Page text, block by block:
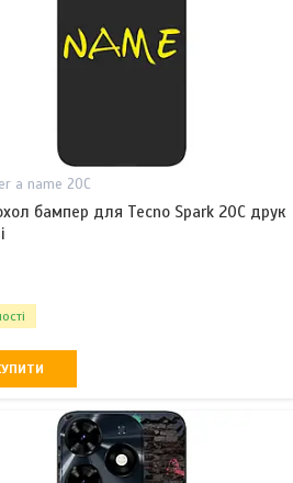
a name 20С
бампер для Tecno Spark 20C друк